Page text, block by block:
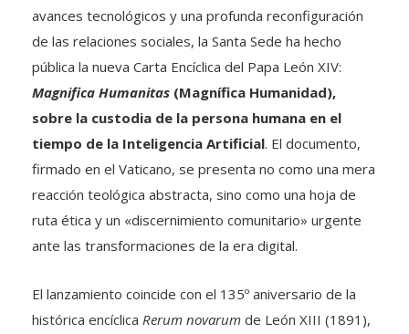
avances tecnológicos y una profunda reconfiguración
de las relaciones sociales, la Santa Sede ha hecho
pública la nueva Carta Encíclica del Papa León XIV:
Magnifica Humanitas (Magnífica Humanidad),
sobre la custodia de la persona humana en el
tiempo de la Inteligencia Artificial. El documento,
firmado en el Vaticano, se presenta no como una mera
reacción teológica abstracta, sino como una hoja de
ruta ética y un «discernimiento comunitario» urgente
ante las transformaciones de la era digital.
El lanzamiento coincide con el 135º aniversario de la
histórica encíclica Rerum novarum de León XIII (1891),